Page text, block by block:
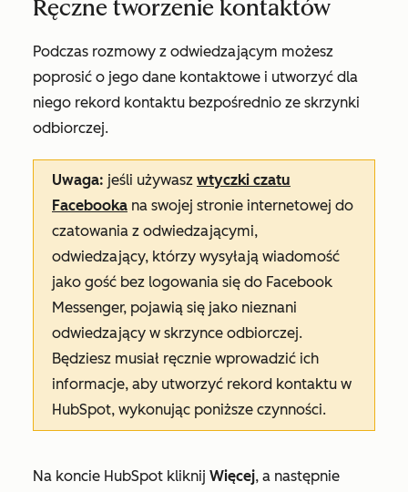
Ręczne tworzenie kontaktów
Podczas rozmowy z odwiedzającym możesz
poprosić o jego dane kontaktowe i utworzyć dla
niego rekord kontaktu bezpośrednio ze skrzynki
odbiorczej.
Uwaga: jeśli używasz wtyczki czatu
Facebooka na swojej stronie internetowej do
czatowania z odwiedzającymi,
odwiedzający, którzy wysyłają wiadomość
jako gość bez logowania się do Facebook
Messenger, pojawią się jako nieznani
odwiedzający w skrzynce odbiorczej.
Będziesz musiał ręcznie wprowadzić ich
informacje, aby utworzyć rekord kontaktu w
HubSpot, wykonując poniższe czynności.
Na koncie HubSpot kliknij Więcej, a następnie